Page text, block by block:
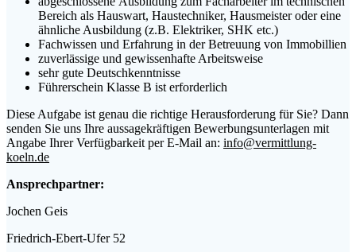
Bereich als Hauswart, Haustechniker, Hausmeister oder eine
ähnliche Ausbildung (z.B. Elektriker, SHK etc.)
Fachwissen und Erfahrung in der Betreuung von Immobillien
zuverlässige und gewissenhafte Arbeitsweise
sehr gute Deutschkenntnisse
Führerschein Klasse B ist erforderlich
Diese Aufgabe ist genau die richtige Herausforderung für Sie? Dann
senden Sie uns Ihre aussagekräftigen Bewerbungsunterlagen mit
Angabe Ihrer Verfügbarkeit per E-Mail an: info@vermittlung-
koeln.de
Ansprechpartner:
Jochen Geis
Friedrich-Ebert-Ufer 52